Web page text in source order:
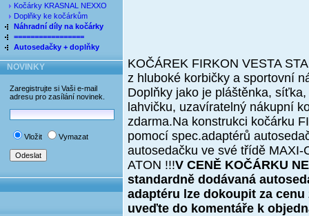
Kočárky KRASNAL NEXXO
Doplňky ke kočárkům
Náhradní díly na kočárky
=================
Autosedačky + doplňky
NOVINKY
Zaregistrujte si Vaši e-mail
adresu pro zasílání novinek.
Vložit Vymazat
KOČÁREK FIRKON VESTA
z hluboké korbičky a sportovní
Doplňky jako je pláštěnka,
lahvičku, uzavíratelný nákupní
zdarma.Na konstrukci kočárku
pomocí spec.adaptérů
autosedačku ve své třídě
ATON !!!V CENĚ KOČÁRKU
standardně dodávaná
adaptéru lze dokoupit za
uveďte do komentáře k